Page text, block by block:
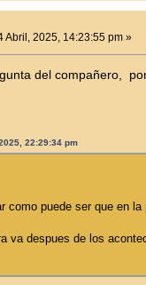
Abril, 2025, 14:23:55 pm »
del compañero,
22:29:34 pm
como puede ser que en
va despues de los